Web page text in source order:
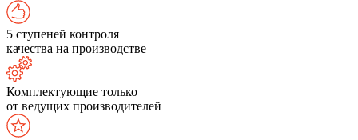
5 ступеней контроля
качества на производстве
Комплектующие только
от ведущих производителей